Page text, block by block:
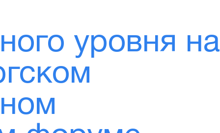
уровня на